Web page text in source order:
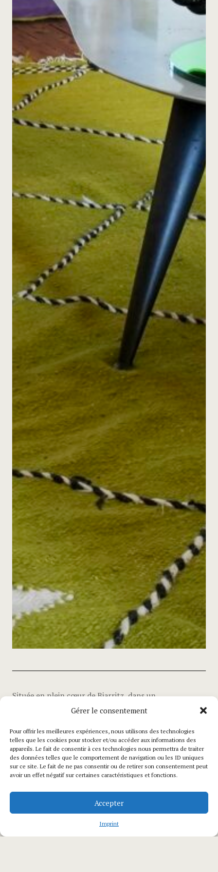
Gérer le consentement
Pour offrir les meilleures expériences, nous utilisons des technologies
telles que les cookies pour stocker et/ou accéder aux informations des
appareils. Le fait de consentir à ces technologies nous permettra de traiter
des données telles que le comportement de navigation ou les ID uniques
sur ce site. Le fait de ne pas consentir ou de retirer son consentement peut
avoir un effet négatif sur certaines caractéristiques et fonctions.
Accepter
Imprint
Située en plein cœur de Biarritz, dans un
environnement paisible et recherché, cette élégante
Le rez-de-chaussée accueille un espace de vie composé
d’un salon et d’une salle à manger. La cuisine,
entièrement équipée, mêle caractère et fonctionnalité.
Elle s’ouvre sur un véritable écrin de verdure en
centre-ville, idéal pour les repas en extérieur.
Au premier étage, une suite parentale offre un espace